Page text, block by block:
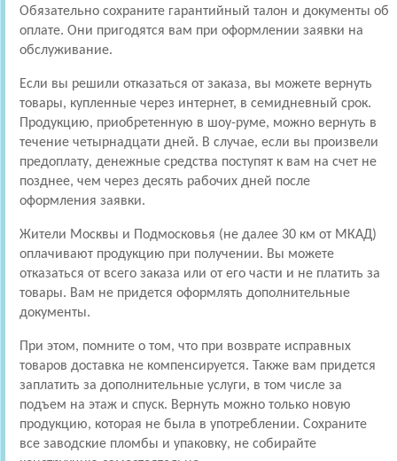
Обязательно сохраните гарантийный талон и документы об
оплате. Они пригодятся вам при оформлении заявки на
обслуживание.
Если вы решили отказаться от заказа, вы можете вернуть
товары, купленные через интернет, в семидневный срок.
Продукцию, приобретенную в шоу-руме, можно вернуть в
течение четырнадцати дней. В случае, если вы произвели
предоплату, денежные средства поступят к вам на счет не
позднее, чем через десять рабочих дней после
оформления заявки.
Жители Москвы и Подмосковья (не далее 30 км от МКАД)
оплачивают продукцию при получении. Вы можете
отказаться от всего заказа или от его части и не платить за
товары. Вам не придется оформлять дополнительные
документы.
При этом, помните о том, что при возврате исправных
товаров доставка не компенсируется. Также вам придется
заплатить за дополнительные услуги, в том числе за
подъем на этаж и спуск. Вернуть можно только новую
продукцию, которая не была в употреблении. Сохраните
все заводские пломбы и упаковку, не собирайте